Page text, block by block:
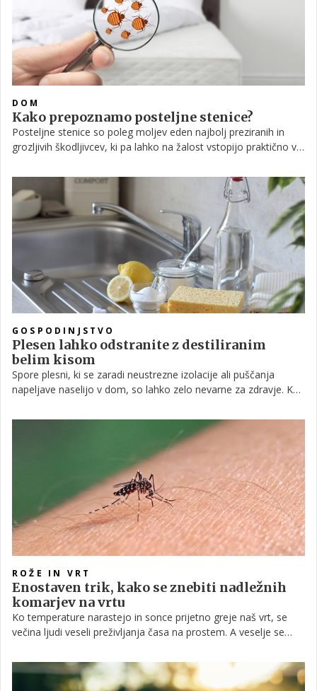
DOM
Kako prepoznamo posteljne stenice?
Posteljne stenice so poleg moljev eden najbolj preziranih in
grozljivih škodljivcev, ki pa lahko na žalost vstopijo praktično v
jih znebiti, če slučajno zaidejo v vašo posteljo.
GOSPODINJSTVO
Plesen lahko odstranite z destiliranim
belim kisom
Spore plesni, ki se zaradi neustrezne izolacije ali puščanja
napeljave naselijo v dom, so lahko zelo nevarne za zdravje. Ko
gre za manjše težave, vam pri tem lahko pomaga kis, ki ima to
dodatno prednost, da ni strupen in je hkrati nenevaren za
ROŽE IN VRT
Enostaven trik, kako se znebiti nadležnih
komarjev na vrtu
Ko temperature narastejo in sonce prijetno greje naš vrt, se
večina ljudi veseli preživljanja časa na prostem. A veselje se
nadležen zvok in srbeči piki lahko popolnoma uničijo
sproščujoče trenutke na prostem. Kaj torej storiti, da se